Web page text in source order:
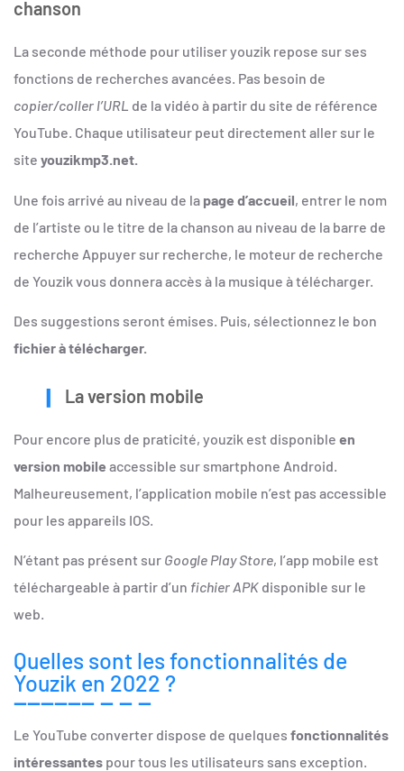
chanson
La seconde méthode pour utiliser youzik repose sur ses
fonctions de recherches avancées. Pas besoin de
copier/coller l’URL de la vidéo à partir du site de référence
YouTube. Chaque utilisateur peut directement aller sur le
site youzikmp3.net.
Une fois arrivé au niveau de la page d’accueil, entrer le nom
de l’artiste ou le titre de la chanson au niveau de la barre de
recherche Appuyer sur recherche, le moteur de recherche
de Youzik vous donnera accès à la musique à télécharger.
Des suggestions seront émises. Puis, sélectionnez le bon
fichier à télécharger.
La version mobile
Pour encore plus de praticité, youzik est disponible en
version mobile accessible sur smartphone Android.
Malheureusement, l’application mobile n’est pas accessible
pour les appareils IOS.
N’étant pas présent sur Google Play Store, l’app mobile est
téléchargeable à partir d’un fichier APK disponible sur le
web.
Quelles sont les fonctionnalités de
Youzik en 2022 ?
Le YouTube converter dispose de quelques fonctionnalités
intéressantes pour tous les utilisateurs sans exception.